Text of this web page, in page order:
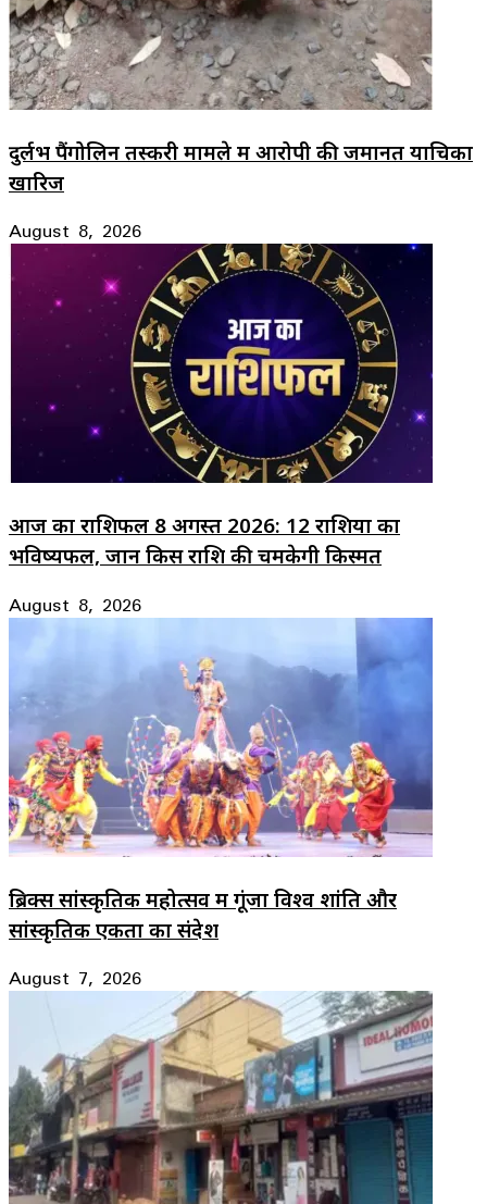
दुर्लभ पैंगोलिन तस्करी मामले में आरोपी की जमानत याचिका
खारिज
August 8, 2026
आज का राशिफल 8 अगस्त 2026: 12 राशियों का
भविष्यफल, जानें किस राशि की चमकेगी किस्मत
August 8, 2026
ब्रिक्स सांस्कृतिक महोत्सव में गूंजा विश्व शांति और
सांस्कृतिक एकता का संदेश
August 7, 2026